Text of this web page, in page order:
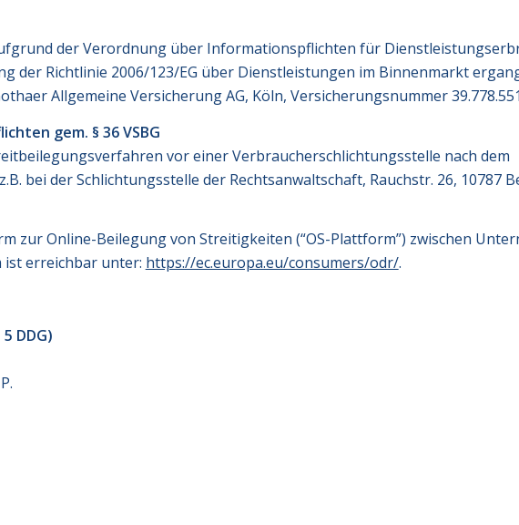
der Verordnung über Informationspflichten für
der Richtlinie 2006/123/EG über Dienstleistungen im Binnenmarkt
Allgemeine Versicherung AG, Köln, Versicherungsnummer
gem. § 36 VSBG
vor einer Verbraucherschlichtungsstelle nach dem
bei der Schlichtungsstelle der Rechtsanwaltschaft, Rauchstr. 26, 10787
zur Online-Beilegung von Streitigkeiten (“OS-Plattform”) zwischen
ist erreichbar unter: https://ec.europa.eu/consumers/odr/.
DDG)